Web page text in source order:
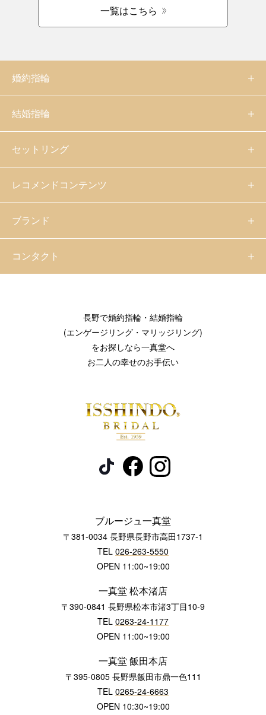
一覧はこちら
婚約指輪
結婚指輪
セットリング
レコメンドコンテンツ
ブランド
コンタクト
長野で婚約指輪・結婚指輪
(エンゲージリング・マリッジリング)
をお探しなら一真堂へ
お二人の幸せのお手伝い
ブルージュ一真堂
〒381-0034 長野県長野市高田1737-1
TEL 026-263-5550
OPEN 11:00~19:00
一真堂 松本渚店
〒390-0841 長野県松本市渚3丁目10-9
TEL 0263-24-1177
OPEN 11:00~19:00
一真堂 飯田本店
〒395-0805 長野県飯田市鼎一色111
TEL 0265-24-6663
OPEN 10:30~19:00